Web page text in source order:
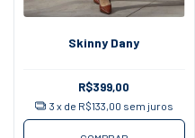
Skinny Dany
R$399,00
3 x de R$133,00 sem juros